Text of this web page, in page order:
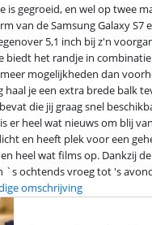
is gegroeid, en wel op twee
van de Samsung Galaxy S7
5,1 inch bij z'n
biedt het randje in
mogelijkheden dan
haal je een extra brede balk
die jij graag snel
er heel wat nieuws om blij
en heeft plek voor een
heel wat films op. Dankzij
`s ochtends vroeg tot 's
omschrijving